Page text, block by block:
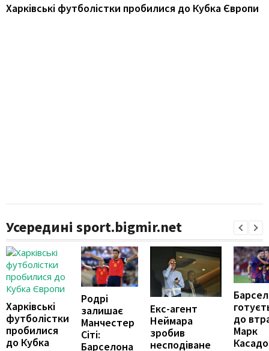
Харківські футболістки пробилися до Кубка Європи
Усередині sport.bigmir.net
Харківські
футболістки
пробилися
до Кубка
Родрі
залишає
Манчестер
Сіті:
Барселона
Екс-агент
Неймара
зробив
несподіване
до
Марк